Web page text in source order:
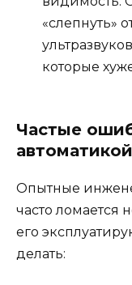
«слепнуть»
которые
Частые
Опытные
часто ломается
его
делать: